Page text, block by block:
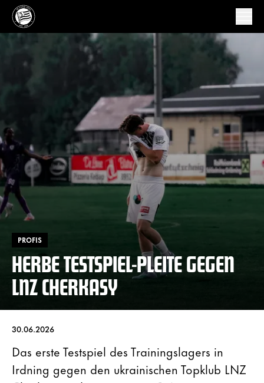
PROFIS
HERBE TESTSPIEL-PLEITE GEGEN
LNZ CHERKASY
30.06.2026
Das erste Testspiel des Trainingslagers in
Irdning gegen den ukrainischen Topklub LNZ